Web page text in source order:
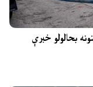
بحالولو خبرې